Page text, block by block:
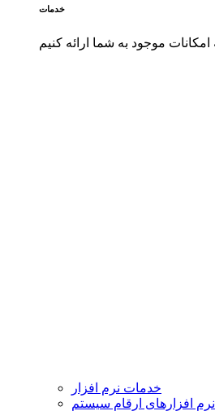
خدمات
موجود به شما ارائه کنیم
خدمات نرم افزار
افزارهای ارقام سیستم